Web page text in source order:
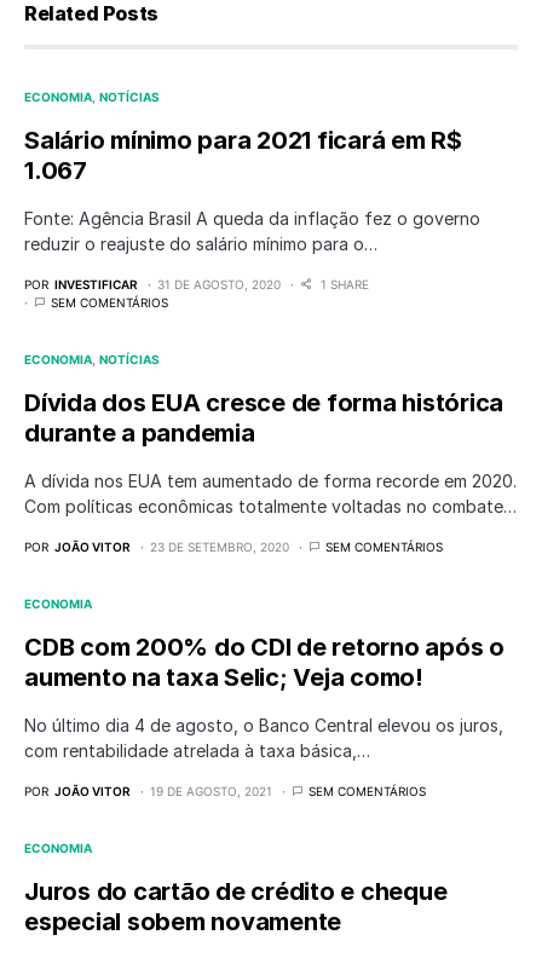
Related Posts
ECONOMIA NOTÍCIAS
Salário mínimo para 2021 ficará em R$
1.067
Fonte: Agência Brasil A queda da inflação fez o governo
reduzir o reajuste do salário mínimo para o…
POR INVESTIFICAR 31 DE AGOSTO, 2020
1 SHARE
SEM COMENTÁRIOS
ECONOMIA NOTÍCIAS
Dívida dos EUA cresce de forma histórica
durante a pandemia
A dívida nos EUA tem aumentado de forma recorde em 2020.
Com políticas econômicas totalmente voltadas no combate…
POR JOÃO VITOR 23 DE SETEMBRO, 2020 SEM COMENTÁRIOS
ECONOMIA
CDB com 200% do CDI de retorno após o
aumento na taxa Selic; Veja como!
No último dia 4 de agosto, o Banco Central elevou os juros,
com rentabilidade atrelada à taxa básica,…
POR JOÃO VITOR 19 DE AGOSTO, 2021 SEM COMENTÁRIOS
ECONOMIA
Juros do cartão de crédito e cheque
especial sobem novamente